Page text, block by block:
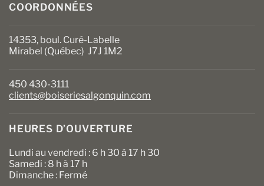
COORDONNÉES
14353, boul. Curé-Labelle
Mirabel (Québec) J7J 1M2
450 430-3111
clients@boiseriesalgonquin.com
HEURES D’OUVERTURE
Lundi au vendredi : 6 h 30 à 17 h 30
Samedi : 8 h à 17 h
Dimanche : Fermé